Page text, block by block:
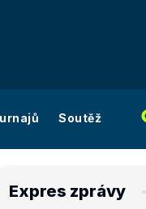
Soutěž
Expres zprávy